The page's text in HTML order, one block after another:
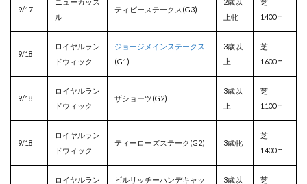
9/17
ル
ティビーステークス(G3)
上牝
1400m
9/18
ロイヤルラン
ドウィック
ジョージメインステークス
(G1)
3歳以
上
芝
1600m
9/18
ロイヤルラン
ドウィック
ザショーツ(G2)
3歳以
上
芝
1100m
9/18
ロイヤルラン
ドウィック
ティーローズステーク(G2) 3歳牝
芝
1400m
ロイヤルラン
ビルリッチーハンデキャッ
3歳以
芝